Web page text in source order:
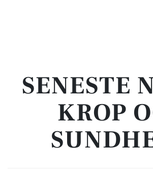
SENESTE
KROP